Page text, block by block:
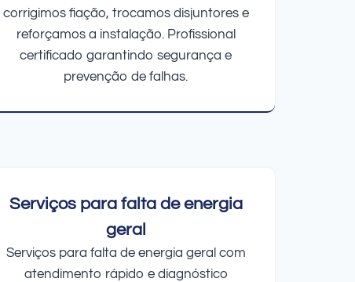
corrigimos fiação, trocamos disjuntores e
reforçamos a instalação. Profissional
certificado garantindo segurança e
prevenção de falhas.
Serviços para falta de energia
geral
Serviços para falta de energia geral com
atendimento rápido e diagnóstico